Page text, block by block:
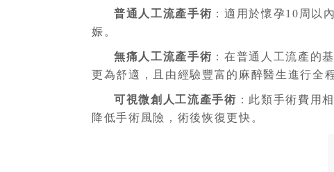
普通人工流產手術 ：適用於懷孕10周以
娠。
無痛人工流產手術 ：在普通人工流產的
更為舒適，且由經驗豐富的麻醉醫生進行全
可視微創人工流產手術 ：此類手術費用
降低手術風險，術後恢復更快。